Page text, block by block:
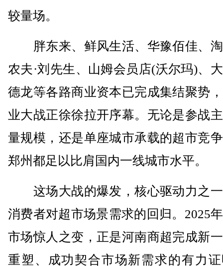
较量场。
胖东来、鲜风生活、华豫佰佳、
农夫·刘先生、山姆会员店(沃尔玛)、
德龙等各路商业资本已完成集结聚势
业大战正徐徐拉开序幕。无论是参战
量规模，还是单座城市承载的超市竞
郑州都足以比肩国内一线城市水平。
这场大战的爆发，核心驱动力之
消费者对超市场景需求的回归。2025
市场惊人之变，正是河南商超完成新
重塑、成功契合市场新需求的有力